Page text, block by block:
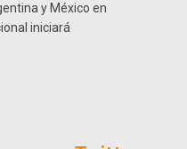
y México en
iniciará